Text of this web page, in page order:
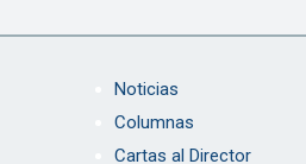
Noticias
Columnas
Cartas al Director